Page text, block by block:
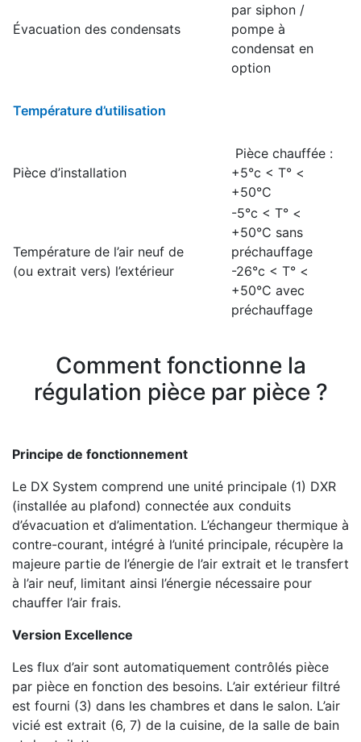
Évacuation des condensats
par siphon /
pompe à
condensat en
option
Température d’utilisation
Pièce d’installation
Pièce chauffée :
+5°c < T° <
+50°C
Température de l’air neuf de
(ou extrait vers) l’extérieur
-5°c < T° <
+50°C sans
préchauffage
-26°c < T° <
+50°C avec
préchauffage
Comment fonctionne la
régulation pièce par pièce ?
Principe de fonctionnement
Le DX System comprend une unité principale (1) DXR
(installée au plafond) connectée aux conduits
d’évacuation et d’alimentation. L’échangeur thermique à
contre-courant, intégré à l’unité principale, récupère la
majeure partie de l’énergie de l’air extrait et le transfert
à l’air neuf, limitant ainsi l’énergie nécessaire pour
chauffer l’air frais.
Version Excellence
Les flux d’air sont automatiquement contrôlés pièce
par pièce en fonction des besoins. L’air extérieur filtré
est fourni (3) dans les chambres et dans le salon. L’air
vicié est extrait (6, 7) de la cuisine, de la salle de bain